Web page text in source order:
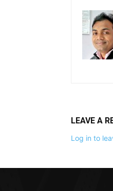
LEAVE A
Log in to